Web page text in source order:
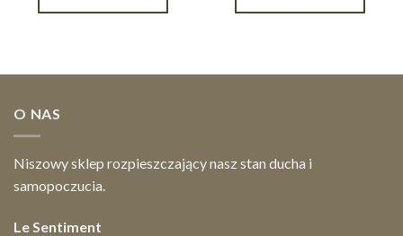
O NAS
Niszowy sklep rozpieszczający nasz stan ducha i
samopoczucia.
Le Sentiment